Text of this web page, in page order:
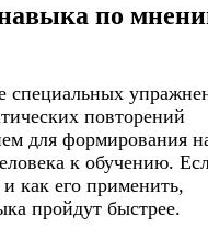
по
специальных
повторений
для формирования
к обучению.
как его применить,
пройдут быстрее.